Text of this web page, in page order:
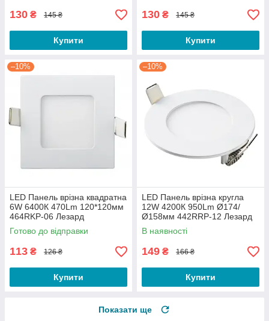
130 ₴ 145 ₴
Купити
130 ₴ 145 ₴
Купити
–10%
LED Панель врізна квадратна
6W 6400К 470Lm 120*120мм
464RKP-06 Лезард
Готово до відправки
113 ₴ 126 ₴
Купити
–10%
LED Панель врізна кругла
12W 4200К 950Lm Ø174/
Ø158мм 442RRP-12 Лезард
В наявності
149 ₴ 166 ₴
Купити
Показати ще